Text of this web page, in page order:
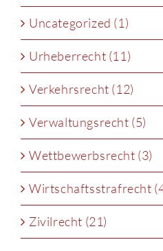
Uncategorized (1)
Urheberrecht (11)
Verkehrsrecht (12)
Verwaltungsrecht (5)
Wettbewerbsrecht (3)
Wirtschaftsstrafrecht
Zivilrecht (21)